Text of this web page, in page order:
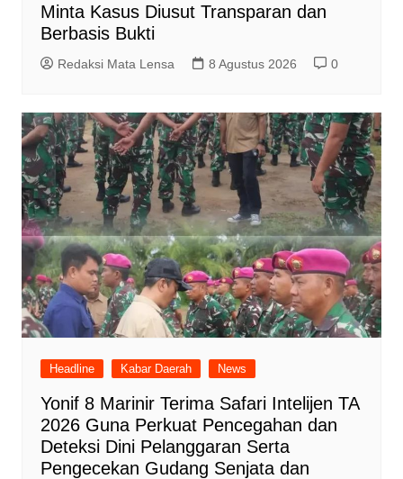
Minta Kasus Diusut Transparan dan
Berbasis Bukti
Redaksi Mata Lensa 8 Agustus 2026 0
Headline Kabar Daerah News
Yonif 8 Marinir Terima Safari Intelijen TA
2026 Guna Perkuat Pencegahan dan
Deteksi Dini Pelanggaran Serta
Pengecekan Gudang Senjata dan